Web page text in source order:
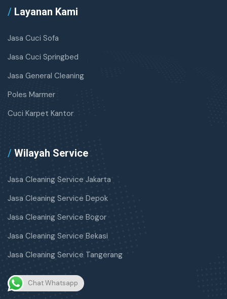
/ Layanan Kami
Jasa Cuci Sofa
Jasa Cuci Springbed
Jasa General Cleaning
Poles Marmer
Cuci Karpet Kantor
/ Wilayah Service
Jasa Cleaning Service Jakarta
Jasa Cleaning Service Depok
Jasa Cleaning Service Bogor
Jasa Cleaning Service Bekasi
Jasa Cleaning Service Tangerang
Chat Whatsapp